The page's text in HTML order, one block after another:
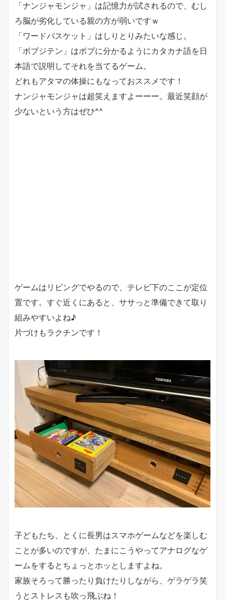
「ナンジャモンジャ」は記憶力が試されるので、むし
ろ脳が劣化している親の方が弱いですｗ
「ワードバスケット」はしりとりみたいな感じ。
「ボブジテン」はボブに分かるようにカタカナ語を日
本語で説明してそれを当てるゲーム。
どれもアタマの体操にもなっておススメです！
ナンジャモンジャは超笑えますよーーー。最近笑顔が
少ないという方はぜひ^^
ゲームはリビングでやるので、テレビ下のここが定位
置です。すぐ近くにあると、ササっと準備できて取り
組みやすいよね♪
片づけもラクチンです！
子どもたち、とくに長男はスマホゲームなどを楽しむ
ことが多いのですが、たまにこうやってアナログなゲ
ームをするとちょっとホッとしますよね。
家族そろって勝ったり負けたりしながら、ゲラゲラ笑
うとストレスも吹っ飛ぶね！